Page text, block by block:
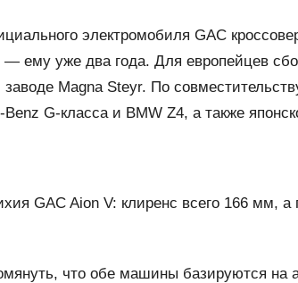
электромобиля GAC
— ему уже два года. Для европейцев
Magna Steyr. По
G-класса и BMW Z4, а также
GAC Aion V: клиренс всего 166 мм, а
что обе машины базируются на